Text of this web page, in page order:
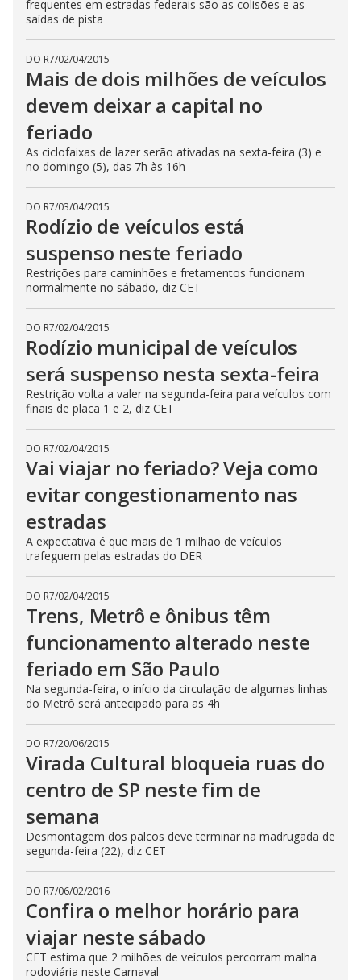
frequentes em estradas federais são as colisões e as
saídas de pista
DO R7/02/04/2015
Mais de dois milhões de veículos
devem deixar a capital no
feriado
As ciclofaixas de lazer serão ativadas na sexta-feira (3) e
no domingo (5), das 7h às 16h
DO R7/03/04/2015
Rodízio de veículos está
suspenso neste feriado
Restrições para caminhões e fretamentos funcionam
normalmente no sábado, diz CET
DO R7/02/04/2015
Rodízio municipal de veículos
será suspenso nesta sexta-feira
Restrição volta a valer na segunda-feira para veículos com
finais de placa 1 e 2, diz CET
DO R7/02/04/2015
Vai viajar no feriado? Veja como
evitar congestionamento nas
estradas
A expectativa é que mais de 1 milhão de veículos
trafeguem pelas estradas do DER
DO R7/02/04/2015
Trens, Metrô e ônibus têm
funcionamento alterado neste
feriado em São Paulo
Na segunda-feira, o início da circulação de algumas linhas
do Metrô será antecipado para as 4h
DO R7/20/06/2015
Virada Cultural bloqueia ruas do
centro de SP neste fim de
semana
Desmontagem dos palcos deve terminar na madrugada de
segunda-feira (22), diz CET
DO R7/06/02/2016
Confira o melhor horário para
viajar neste sábado
CET estima que 2 milhões de veículos percorram malha
rodoviária neste Carnaval